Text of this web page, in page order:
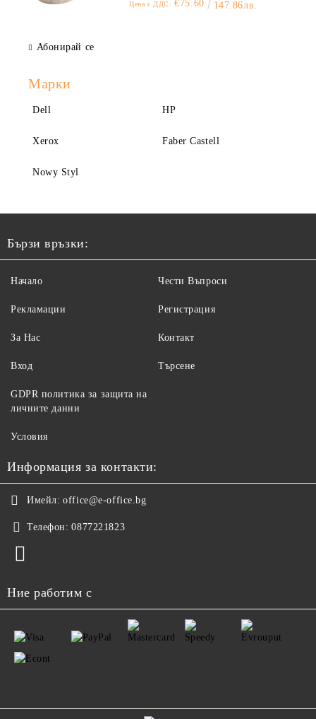
Цена с ДДС: €75.60 147.86лв.
Абонирай се
Марки
Dell HP
Xerox Faber Castell
Nowy Styl
Бързи връзки:
Начало
Рекламации
За Нас
Вход
Чести Въпроси
Регистрация
Контакт
Търсене
GDPR политика за защита на
личните данни
Условия
Информация за контакти:
Имейл: office@e-office.bg
Телефон: 0877221823
Ние работим с